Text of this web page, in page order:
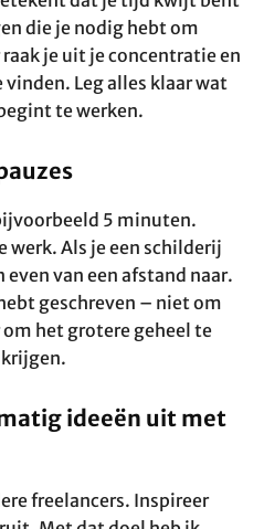
die je nodig hebt om
je uit je concentratie en
Leg alles klaar wat
te werken.
5 minuten.
werk. Als je een schilderij
van een afstand naar.
geschreven – niet om
het grotere geheel te
ideeën uit met
freelancers. Inspireer